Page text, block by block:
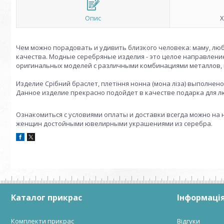
Опис
Чем можно порадовать и удивить близкого человека: маму,
качества. Модные серебряные изделия - это целое
оригинальных моделей с различными комбинациями
Изделие Срібний браслет, плетіння нонна (мона ліза)
Данное изделие прекрасно подойдет в качестве подарка для
Ознакомиться с условиями оплаты и доставки всегда можно
женщин достойными ювелирными украшениями из серебра.
Каталог прикрас
Комплекти прикрас Відгуки